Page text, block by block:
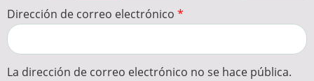
principales
Dirección de correo electrónico
La dirección de correo electrónico no se hace pública.